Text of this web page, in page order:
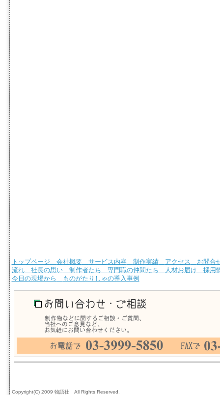
トップページ 会社概要 サービス内容 制作実績 アクセス
お問合
流れ
社長の思い 制作者たち 専門職の仲間たち 人材お届け
採用
今日の現場から
ものがたりしゃの導入事例
Copyright(C) 2009 物語社 All Rights Reserved.